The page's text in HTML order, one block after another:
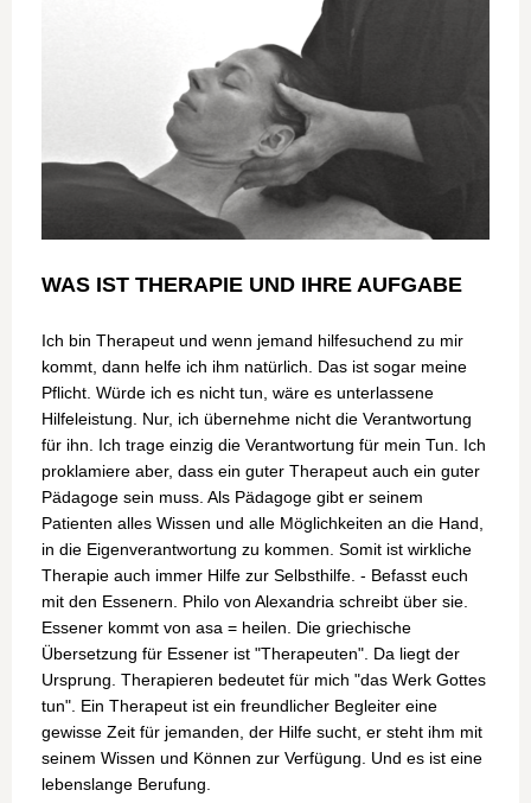
WAS IST THERAPIE UND IHRE AUFGABE
Ich bin Therapeut und wenn jemand hilfesuchend zu mir
kommt, dann helfe ich ihm natürlich. Das ist sogar meine
Pflicht. Würde ich es nicht tun, wäre es unterlassene
Hilfeleistung. Nur, ich übernehme nicht die Verantwortung
für ihn. Ich trage einzig die Verantwortung für mein Tun. Ich
proklamiere aber, dass ein guter Therapeut auch ein guter
Pädagoge sein muss. Als Pädagoge gibt er seinem
Patienten alles Wissen und alle Möglichkeiten an die Hand,
in die Eigenverantwortung zu kommen. Somit ist wirkliche
Therapie auch immer Hilfe zur Selbsthilfe. - Befasst euch
mit den Essenern. Philo von Alexandria schreibt über sie.
Essener kommt von asa = heilen. Die griechische
Übersetzung für Essener ist "Therapeuten". Da liegt der
Ursprung. Therapieren bedeutet für mich "das Werk Gottes
tun". Ein Therapeut ist ein freundlicher Begleiter eine
gewisse Zeit für jemanden, der Hilfe sucht, er steht ihm mit
seinem Wissen und Können zur Verfügung. Und es ist eine
lebenslange Berufung.